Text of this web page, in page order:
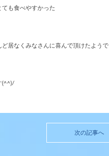
も食べやすかった
居なくみなさんに喜んで頂けたようで
(^^)/
次の記事へ